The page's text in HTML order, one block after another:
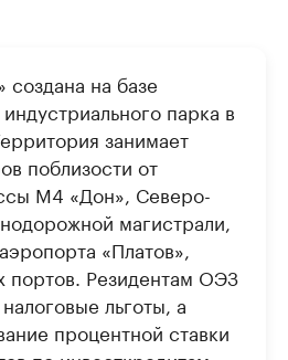
создана на базе
парка в
занимает
поблизости от
М4 «Дон», Северо-
магистрали,
«Платов»,
портов. Резидентам ОЭЗ
льготы, а
процентной ставки